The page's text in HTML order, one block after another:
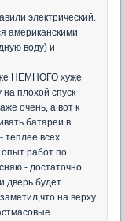
электрический.
американскими
воду) и
НЕМНОГО хуже
плохой спуск
очень, а вот к
батареи в
теплее всех.
работ по
- достаточно
дверь будет
на верху